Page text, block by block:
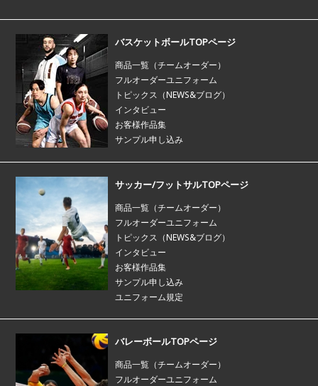
バスケットボールTOPページ
商品一覧（チームオーダー）
フルオーダーユニフォーム
トピックス（NEWS&ブログ）
インタビュー
お客様作品集
サンプル申し込み
サッカー/フットサルTOPページ
商品一覧（チームオーダー）
フルオーダーユニフォーム
トピックス（NEWS&ブログ）
インタビュー
お客様作品集
サンプル申し込み
ユニフォーム規定
バレーボールTOPページ
商品一覧（チームオーダー）
フルオーダーユニフォーム